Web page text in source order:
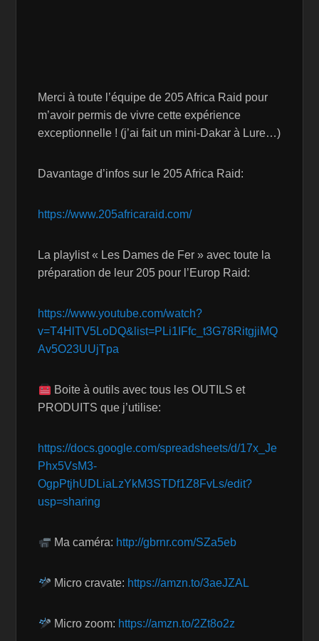
Merci à toute l’équipe de 205 Africa Raid pour
m’avoir permis de vivre cette expérience
exceptionnelle ! (j’ai fait un mini-Dakar à Lure…)
Davantage d’infos sur le 205 Africa Raid:
https://www.205africaraid.com/
La playlist « Les Dames de Fer » avec toute la
préparation de leur 205 pour l’Europ Raid:
https://www.youtube.com/watch?
v=T4HlTV5LoDQ&list=PLi1IFfc_t3G78RitgjiMQ
Av5O23UUjTpa
Boite à outils avec tous les OUTILS et
PRODUITS que j’utilise:
https://docs.google.com/spreadsheets/d/17x_Je
Phx5VsM3-
OgpPtjhUDLiaLzYkM3STDf1Z8FvLs/edit?
usp=sharing
Ma caméra: http://gbrnr.com/SZa5eb
Micro cravate: https://amzn.to/3aeJZAL
Micro zoom: https://amzn.to/2Zt8o2z